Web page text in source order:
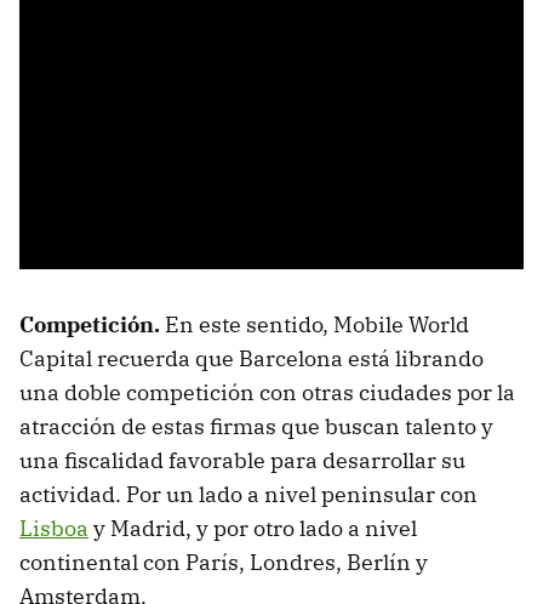
Competición. En este sentido, Mobile World
Capital recuerda que Barcelona está librando
una doble competición con otras ciudades por la
atracción de estas firmas que buscan talento y
una fiscalidad favorable para desarrollar su
actividad. Por un lado a nivel peninsular con
Lisboa y Madrid, y por otro lado a nivel
continental con París, Londres, Berlín y
Amsterdam.